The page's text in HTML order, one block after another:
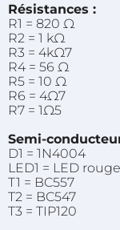
Résistances :
R1 = 820 Ω
R2 = 1 kΩ
R3 = 4kΩ7
R4 = 56 Ω
R5 = 10 Ω
R6 = 4Ω7
R7 = 1Ω5
Semi-
D1 = 1N4004
LED1 = LED rouge
T1 = BC557
T2 = BC547
T3 = TIP120